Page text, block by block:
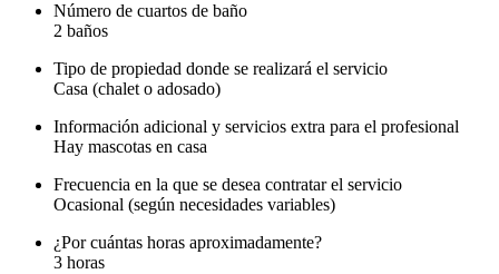
Número de cuartos de baño
2 baños
Tipo de propiedad donde se realizará el servicio
Casa (chalet o adosado)
Información adicional y servicios extra para el profesional
Hay mascotas en casa
Frecuencia en la que se desea contratar el servicio
Ocasional (según necesidades variables)
¿Por cuántas horas aproximadamente?
3 horas